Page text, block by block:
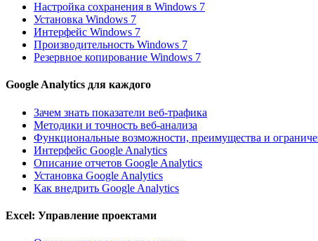
Настройка сохранения в Windows 7
Установка Windows 7
Интерфейс Windows 7
Производительность Windows 7
Резервное копирование Windows 7
Google Analytics для каждого
Зачем знать показатели веб-трафика
Методики и точность веб-анализа
Функциональные возможности, преимущества и
Интерфейс Google Analytics
Описание отчетов Google Analytics
Установка Google Analytics
Как внедрить Google Analytics
Excel: Управление проектами